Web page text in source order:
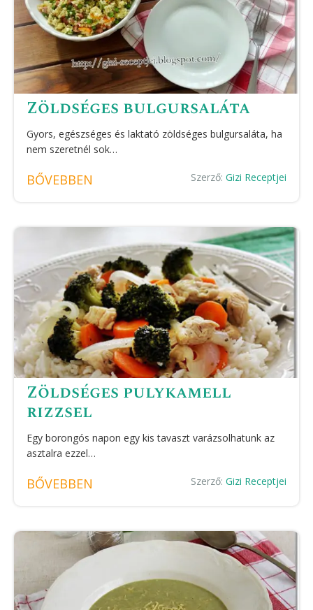
Zöldséges bulgursaláta
Gyors, egészséges és laktató zöldséges bulgursaláta, ha
nem szeretnél sok…
BŐVEBBEN Szerző: Gizi Receptjei
Zöldséges pulykamell
rizzsel
Egy borongós napon egy kis tavaszt varázsolhatunk az
asztalra ezzel…
BŐVEBBEN Szerző: Gizi Receptjei